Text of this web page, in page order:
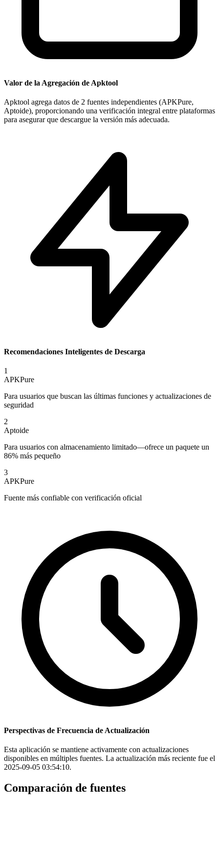
Valor de la Agregación de Apktool
Apktool agrega datos de 2 fuentes independientes (APKPure,
Aptoide), proporcionando una verificación integral entre plataformas
para asegurar que descargue la versión más adecuada.
Recomendaciones Inteligentes de Descarga
1
APKPure
Para usuarios que buscan las últimas funciones y actualizaciones de
seguridad
2
Aptoide
Para usuarios con almacenamiento limitado—ofrece un paquete un
86% más pequeño
3
APKPure
Fuente más confiable con verificación oficial
Perspectivas de Frecuencia de Actualización
Esta aplicación se mantiene activamente con actualizaciones
disponibles en múltiples fuentes. La actualización más reciente fue el
2025-09-05 03:54:10.
Comparación de fuentes